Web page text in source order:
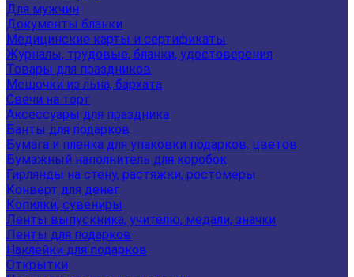
Для мужчин
Документы бланки
Медицинские карты и сертификаты
Журналы, трудовые, бланки, удостоверения
Товары для праздников
Мешочки из льна, бархата
Свечи на торт
Аксессуары для праздника
Банты для подарков
Бумага и пленка для упаковки подарков, цветов
Бумажный наполнитель для коробок
Гирлянды на стену, растяжки, ростомеры
Конверт для денег
Копилки, сувениры
Ленты выпускника, учителю, медали, значки
Ленты для подарков
Наклейки для подарков
Открытки